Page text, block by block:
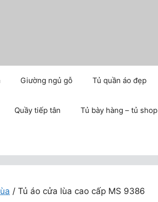
Giường ngủ gỗ Tủ quần áo đẹp
Quầy tiếp tân Tủ bày hàng – tủ shop
/ Tủ áo cửa lùa cao cấp MS 9386